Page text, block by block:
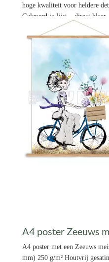
hoge kwaliteit voor heldere
Geleverd in lijst – direct klaar
€ 14,99 *

A4 poster Zeeuws
A4 poster met een Zeeuws
mm) 250 g/m² Houtvrij